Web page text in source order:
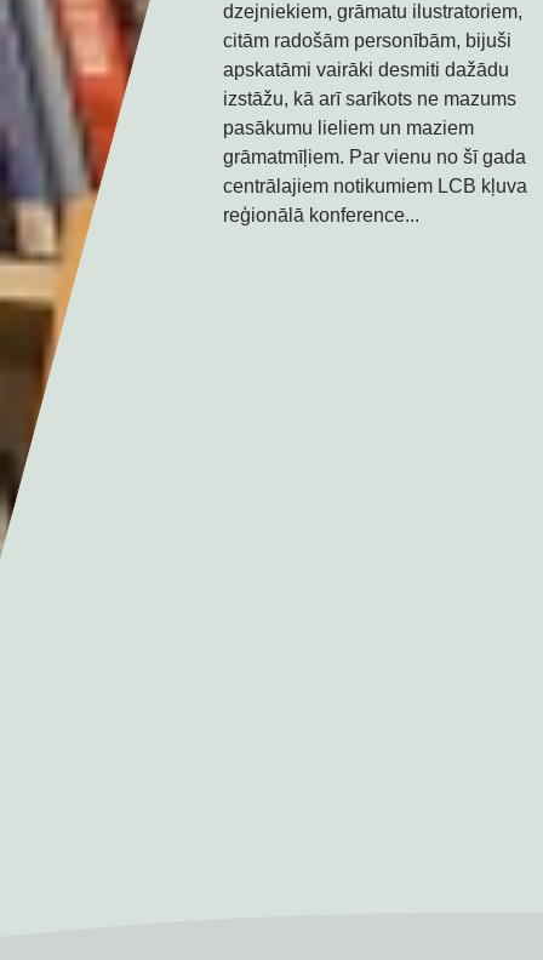
darbosies dažādās aktivitātēs –
sacerēs stāstus, izzinās dažādu
žanru grāmatas, kopīgi svinēs
svētkus, spēlēs dažādas spēles un
ies rotaļās u.c. 6. janvārī plkst. 11.00
LCB filiālē Bērnu bibliotēkā “Zīlīte”
(Mihoelsa ielā 58) tiks organizēts
literāri tematisks pasākums...
dzejniekiem, grāmatu ilustratoriem,
citām radošām personībām, bijuši
apskatāmi vairāki desmiti dažādu
izstāžu, kā arī sarīkots ne mazums
pasākumu lieliem un maziem
grāmatmīļiem. Par vienu no šī gada
centrālajiem notikumiem LCB kļuva
reģionālā konference...